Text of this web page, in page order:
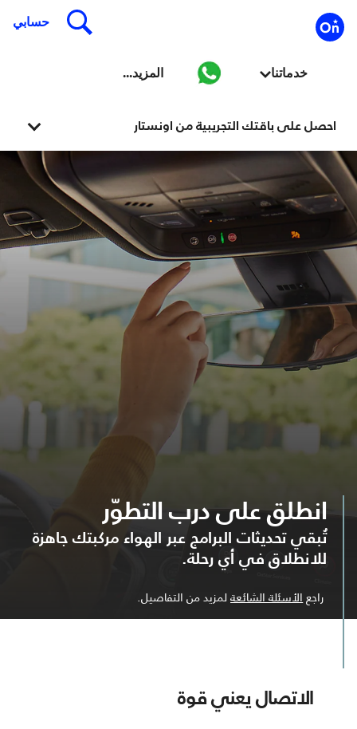
احصل على باقتك التجريبية من اونستار
انطلق على درب التطوّر
تُبقي تحديثات البرامج عبر الهواء مركبتك جاهزة
للانطلاق في أي رحلة.
راجع الأسئلة الشائعةلمزيد من التفاصيل.
الاتصال يعني قوة